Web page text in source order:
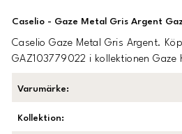
Caselio - Gaze Metal Gris Argent
Caselio Gaze Metal Gris Argent.
GAZ103779022 i kollektionen Gaze
Varumärke:
Kollektion: